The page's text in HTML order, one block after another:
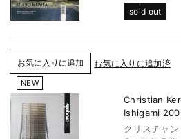
sold out
お気に入りに追加済
NEW
Christian
Ishigami
クリスチャ